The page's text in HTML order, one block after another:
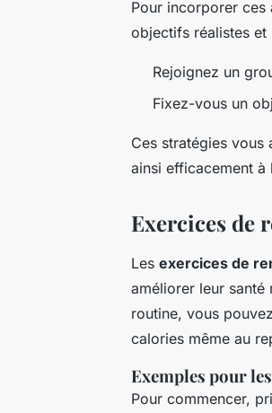
Pour incorporer
objectifs réalistes et
Rejoignez un
Fixez-vous un
Ces stratégies vous
ainsi efficacement
Exercices de
Les exercices de
améliorer leur santé
routine, vous
calories même au
Exemples pour
Pour commencer,